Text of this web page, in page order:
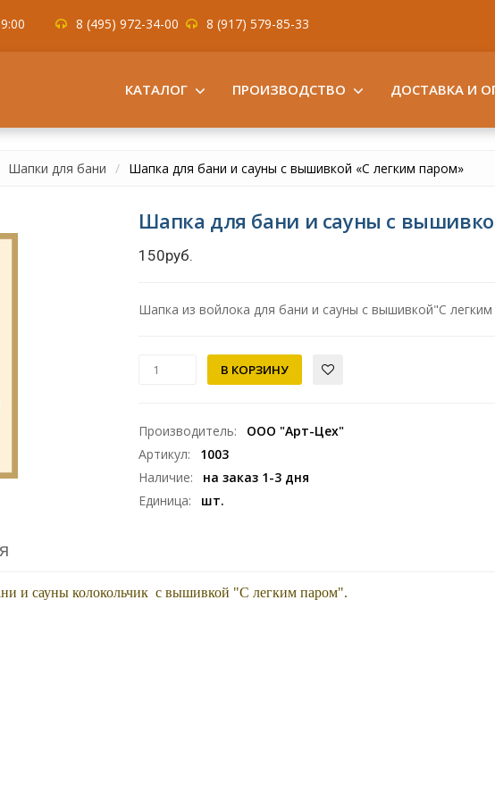
8 (495) 972-34-00 8 (917) 579-85-33
КАТАЛОГ ПРОИЗВОДСТВО ДОСТАВКА И
Шапки для бани Шапка для бани и сауны с вышивкой «С легким паром»
Шапка для бани и сауны с
150руб.
Шапка из войлока для бани и сауны с вышивкой"С
Производитель:
ООО "Арт-Цех"
Артикул:
1003
Наличие:
на заказ 1-3 дня
Единица: шт.
и сауны колокольчик с вышивкой "С легким паром".